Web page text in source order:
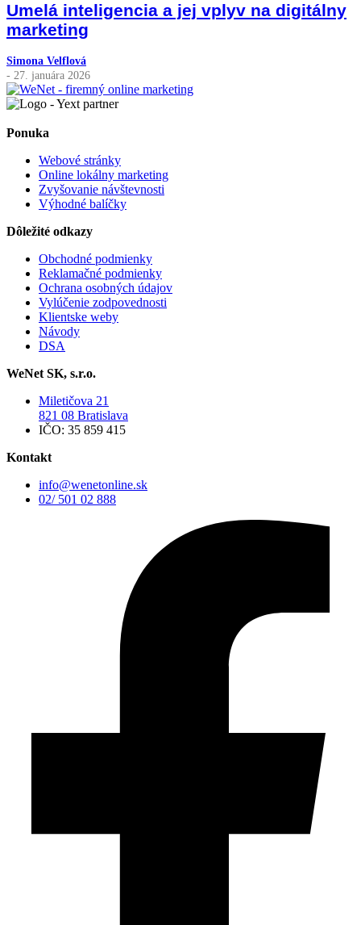
Umelá inteligencia a jej vplyv na digitálny
marketing
Simona Velflová
- 27. januára 2026
Ponuka
Webové stránky
Online lokálny marketing
Zvyšovanie návštevnosti
Výhodné balíčky
Dôležité odkazy
Obchodné podmienky
Reklamačné podmienky
Ochrana osobných údajov
Vylúčenie zodpovednosti
Klientske weby
Návody
DSA
WeNet SK, s.r.o.
Miletičova 21
821 08 Bratislava
IČO: 35 859 415
Kontakt
info@wenetonline.sk
02/ 501 02 888